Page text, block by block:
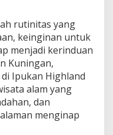
rutinitas yang
keinginan untuk
menjadi kerinduan
Kuningan,
Ipukan Highland
alam yang
dan
menginap